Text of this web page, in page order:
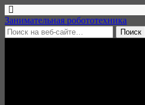
Занимательная робототехника